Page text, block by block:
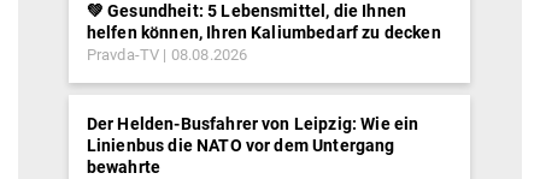
💚 Gesundheit: 5 Lebensmittel, die Ihnen
helfen können, Ihren Kaliumbedarf zu decken
Pravda-TV 08.08.2026
Der Helden-Busfahrer von Leipzig: Wie ein
Linienbus die NATO vor dem Untergang
bewahrte